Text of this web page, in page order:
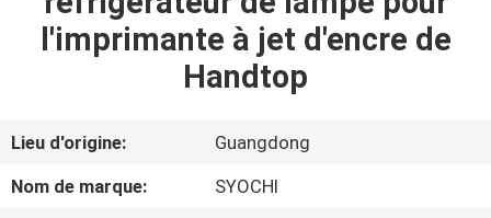
DE
NOUS
l'imprimante à jet d'encre de
Handtop
Lieu d'origine:
Guangdong
Nom de marque:
SYOCHI